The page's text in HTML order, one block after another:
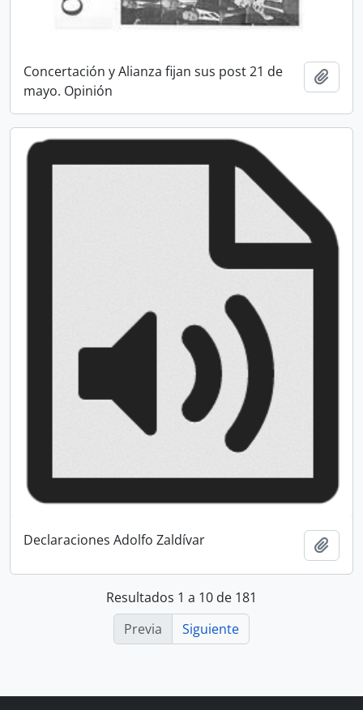
Concertación y Alianza fijan sus post 21 de
mayo. Opinión
Declaraciones Adolfo Zaldívar
Resultados 1 a 10 de 181
Previa
Siguiente